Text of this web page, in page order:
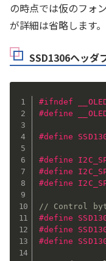
の時点では仮のフォ
が詳細は省略します。
SSD1306ヘッダ
#ifndef
#define
#define
#define
#define
#define
// Control
#define
#define
#define